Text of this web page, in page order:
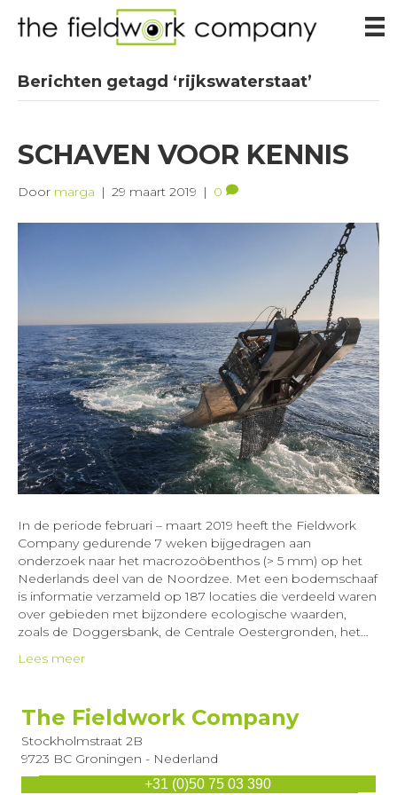
Berichten getagd ‘rijkswaterstaat’
SCHAVEN VOOR KENNIS
Door marga | 29 maart 2019 | 0
In de periode februari – maart 2019 heeft the Fieldwork
Company gedurende 7 weken bijgedragen aan
onderzoek naar het macrozoöbenthos (> 5 mm) op het
Nederlands deel van de Noordzee. Met een bodemschaaf
is informatie verzameld op 187 locaties die verdeeld waren
over gebieden met bijzondere ecologische waarden,
zoals de Doggersbank, de Centrale Oestergronden, het…
Lees meer
The Fieldwork Company
Stockholmstraat 2B
9723 BC Groningen - Nederland
Stuur ons een E-mail
+31 (0)50 75 03 390